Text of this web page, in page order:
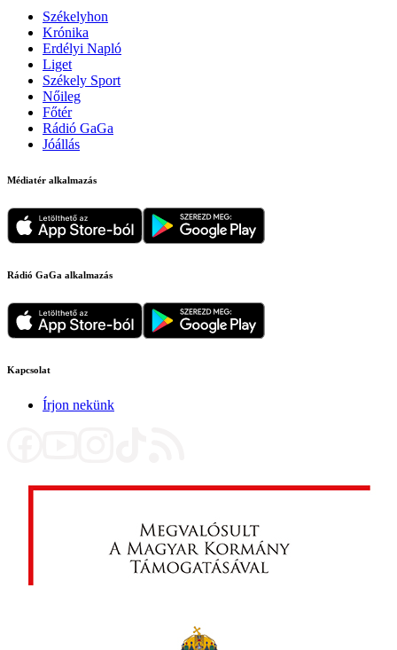
Székelyhon
Krónika
Erdélyi Napló
Liget
Székely Sport
Nőileg
Főtér
Rádió GaGa
Jóállás
Médiatér alkalmazás
Rádió GaGa alkalmazás
Kapcsolat
Írjon nekünk